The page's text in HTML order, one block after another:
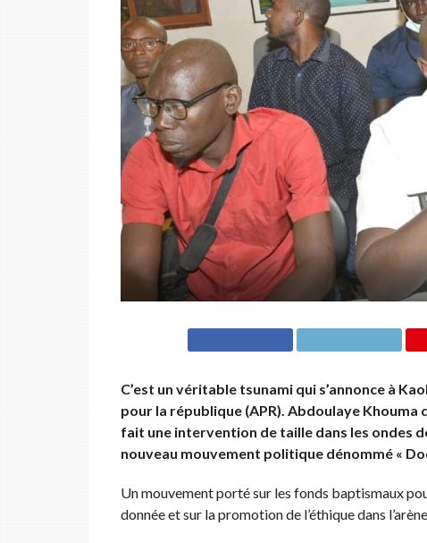
C’est un véritable tsunami qui s’annonce à
pour la république (APR). Abdoulaye
fait une intervention de taille dans les ondes
nouveau mouvement politique dénommé «
Un mouvement porté sur les fonds baptismaux
donnée et sur la promotion de l’éthique dans